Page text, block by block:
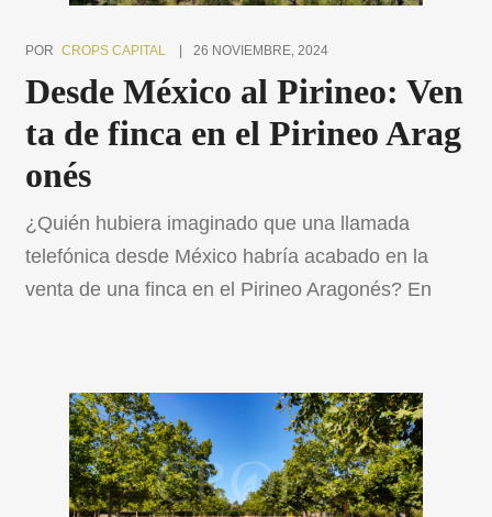
POR CROPS CAPITAL 26 NOVIEMBRE, 2024
Desde México al Pirineo: Ven
ta de finca en el Pirineo Arag
onés
¿Quién hubiera imaginado que una llamada
telefónica desde México habría acabado en la
venta de una finca en el Pirineo Aragonés? En
propiedades rurales: una finca de recreo en el
corazón del Sobrarbe, cerca de Aínsa, fue
adquirida recientemente por una cliente […]